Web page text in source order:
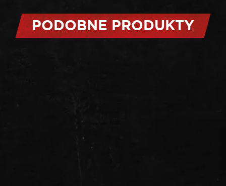
PODOBNE PRODUKTY